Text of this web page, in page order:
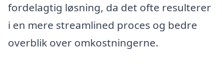
fordelagtig løsning, da det ofte resulterer
i en mere streamlined proces og bedre
overblik over omkostningerne.